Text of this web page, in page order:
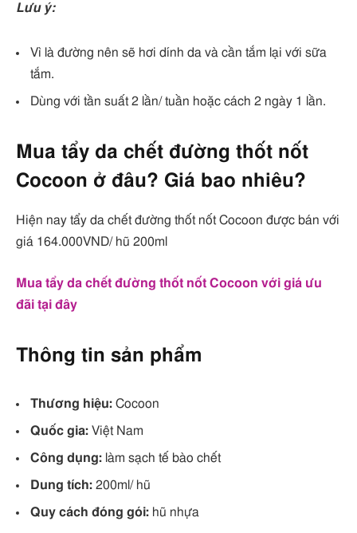
Lưu ý:
Vì là đường nên sẽ hơi dính da và cần tắm lại với sữa
tắm.
Dùng với tần suất 2 lần/ tuần hoặc cách 2 ngày 1 lần.
Mua tẩy da chết đường thốt nốt
Cocoon ở đâu? Giá bao nhiêu?
Hiện nay tẩy da chết đường thốt nốt Cocoon được bán với
giá 164.000VND/ hũ 200ml
Mua tẩy da chết đường thốt nốt Cocoon với giá ưu
đãi tại đây
Thông tin sản phẩm
Thương hiệu: Cocoon
Quốc gia: Việt Nam
Công dụng: làm sạch tế bào chết
Dung tích: 200ml/ hũ
Quy cách đóng gói: hũ nhựa